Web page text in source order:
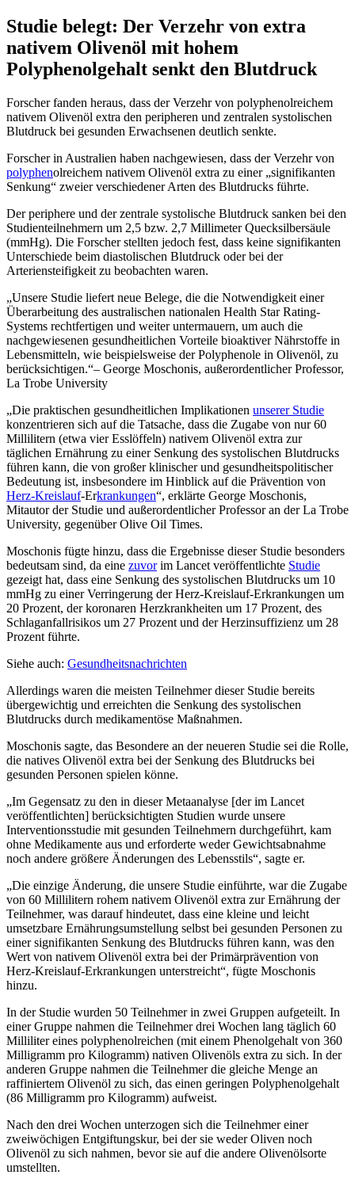
Studie belegt: Der Verzehr von extra
nativem Olivenöl mit hohem
Polyphenolgehalt senkt den Blutdruck
Forscher fanden heraus, dass der Verzehr von polyphenolreichem
nativem Olivenöl extra den peripheren und zentralen systolischen
Blutdruck bei gesunden Erwachsenen deutlich senkte.
Forscher in Australien haben nachgewiesen, dass der Verzehr von
polyphenolreichem nativem Olivenöl extra zu einer „signifikanten
Senkung“ zweier verschiedener Arten des Blutdrucks führte.
Der periphere und der zentrale systolische Blutdruck sanken bei den
Studienteilnehmern um 2,5 bzw. 2,7 Millimeter Quecksilbersäule
(mmHg). Die Forscher stellten jedoch fest, dass keine signifikanten
Unterschiede beim diastolischen Blutdruck oder bei der
Arteriensteifigkeit zu beobachten waren.
Unsere Studie liefert neue Belege, die die Notwendigkeit einer
Überarbeitung des australischen nationalen Health Star Rating-
Systems rechtfertigen und weiter untermauern, um auch die
nachgewiesenen gesundheitlichen Vorteile bioaktiver Nährstoffe in
Lebensmitteln, wie beispielsweise der Polyphenole in Olivenöl, zu
berücksichtigen. – George Moschonis, außerordentlicher Professor,
La Trobe University
„Die praktischen gesundheitlichen Implikationen unserer Studie
konzentrieren sich auf die Tatsache, dass die Zugabe von nur 60
Millilitern (etwa vier Esslöffeln) nativem Olivenöl extra zur
täglichen Ernährung zu einer Senkung des systolischen Blutdrucks
führen kann, die von großer klinischer und gesundheitspolitischer
Bedeutung ist, insbesondere im Hinblick auf die Prävention von
Herz-Kreislauf-Erkrankungen“, erklärte George Moschonis,
Mitautor der Studie und außerordentlicher Professor an der La Trobe
University, gegenüber Olive Oil Times.
Moschonis fügte hinzu, dass die Ergebnisse dieser Studie besonders
bedeutsam sind, da eine zuvorim Lancet veröffentlichte Studie
gezeigt hat, dass eine Senkung des systolischen Blutdrucks um 10
mmHg zu einer Verringerung der Herz-Kreislauf-Erkrankungen um
20 Prozent, der koronaren Herzkrankheiten um 17 Prozent, des
Schlaganfallrisikos um 27 Prozent und der Herzinsuffizienz um 28
Prozent führte.
Siehe auch: Gesundheitsnachrichten
Allerdings waren die meisten Teilnehmer dieser Studie bereits
übergewichtig und erreichten die Senkung des systolischen
Blutdrucks durch medikamentöse Maßnahmen.
Moschonis sagte, das Besondere an der neueren Studie sei die Rolle,
die natives Olivenöl extra bei der Senkung des Blutdrucks bei
gesunden Personen spielen könne.
„Im Gegensatz zu den in dieser Metaanalyse [der im Lancet
veröffentlichten] berücksichtigten Studien wurde unsere
Interventionsstudie mit gesunden Teilnehmern durchgeführt, kam
ohne Medikamente aus und erforderte weder Gewichtsabnahme
noch andere größere Änderungen des Lebensstils“, sagte er.
„Die einzige Änderung, die unsere Studie einführte, war die Zugabe
von 60 Millilitern rohem nativem Olivenöl extra zur Ernährung der
Teilnehmer, was darauf hindeutet, dass eine kleine und leicht
umsetzbare Ernährungsumstellung selbst bei gesunden Personen zu
einer signifikanten Senkung des Blutdrucks führen kann, was den
Wert von nativem Olivenöl extra bei der Primärprävention von
Herz-Kreislauf-Erkrankungen unterstreicht“, fügte Moschonis
hinzu.
In der Studie wurden 50 Teilnehmer in zwei Gruppen aufgeteilt. In
einer Gruppe nahmen die Teilnehmer drei Wochen lang täglich 60
Milliliter eines polyphenolreichen (mit einem Phenolgehalt von 360
Milligramm pro Kilogramm) nativen Olivenöls extra zu sich. In der
anderen Gruppe nahmen die Teilnehmer die gleiche Menge an
raffiniertem Olivenöl zu sich, das einen geringen Polyphenolgehalt
(86 Milligramm pro Kilogramm) aufweist.
Nach den drei Wochen unterzogen sich die Teilnehmer einer
zweiwöchigen Entgiftungskur, bei der sie weder Oliven noch
Olivenöl zu sich nahmen, bevor sie auf die andere Olivenölsorte
umstellten.